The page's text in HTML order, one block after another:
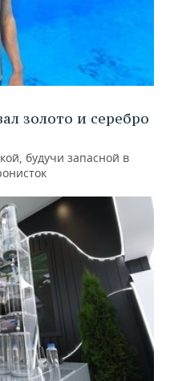
золото и серебро
будучи запасной в